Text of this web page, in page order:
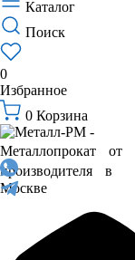
Каталог
Поиск
0
Избранное
0 Корзина